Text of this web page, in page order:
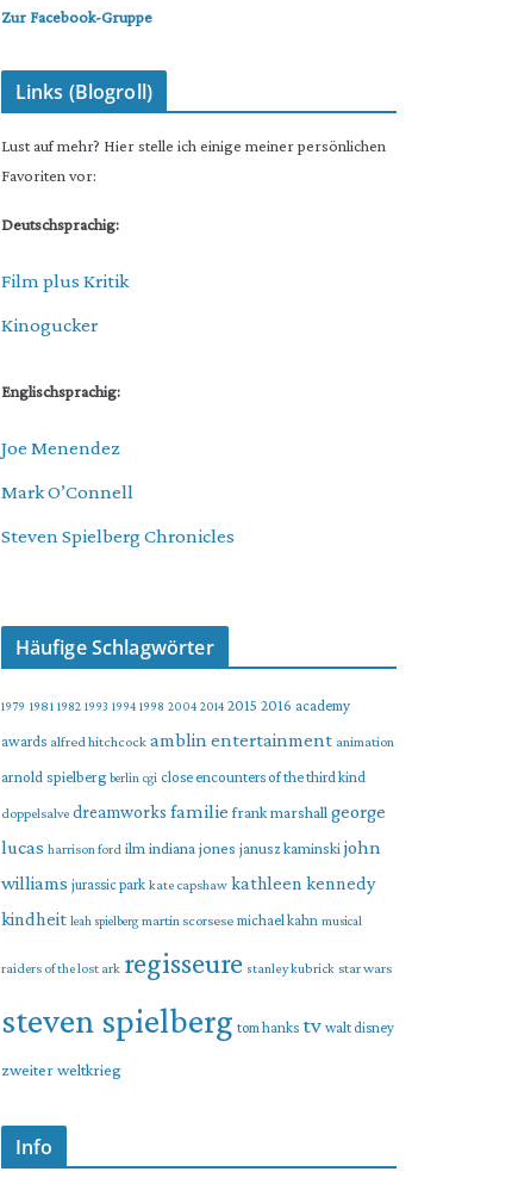
Zur Facebook-Gruppe
Links (Blogroll)
Lust auf mehr? Hier stelle ich einige meiner persönlichen
Favoriten vor:
Deutschsprachig:
Film plus Kritik
Kinogucker
Englischsprachig:
Joe Menendez
Mark O’Connell
Steven Spielberg Chronicles
Häufige Schlagwörter
1979 1981 1982 1993 1994 1998 2004 2014 2015 2016 academy
awards alfred hitchcock amblin entertainment animation
arnold spielberg berlin cgi close encounters of the third kind
doppelsalve dreamworks familie frank marshall george
lucas harrison ford ilm indiana jones janusz kaminski john
williams jurassic park kate capshaw kathleen kennedy
kindheit leah spielberg martin scorsese michael kahn musical
raiders of the lost ark regisseure stanley kubrick star wars
steven spielberg tom hanks tv walt disney
zweiter weltkrieg
Info